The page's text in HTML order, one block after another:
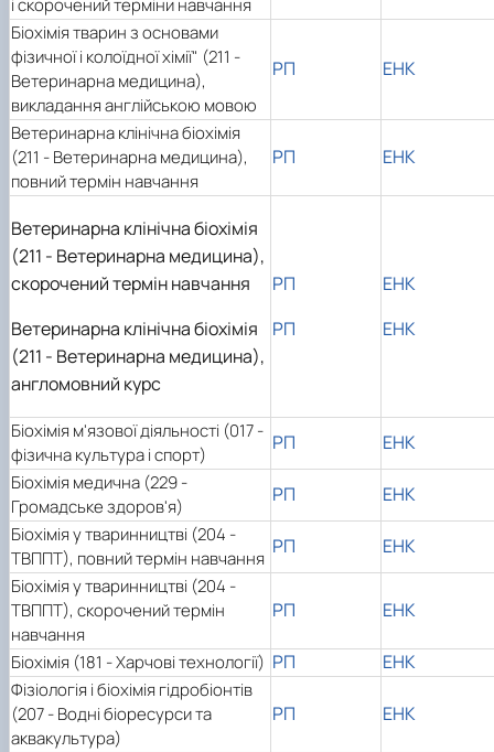
і скорочений терміни навчання
Біохімія тварин з основами
фізичної і колоїдної хімії" (211 -
Ветеринарна медицина),
викладання англійською мовою
РП ЕНК
Ветеринарна клінічна біохімія
(211 - Ветеринарна медицина),
повний термін навчання
РП ЕНК
Ветеринарна клінічна біохімія
(211 - Ветеринарна медицина),
скорочений термін навчання
Ветеринарна клінічна біохімія
(211 - Ветеринарна медицина),
англомовний курс
РП
РП
ЕНК
ЕНК
Біохімія м'язової діяльності (017 -
фізична культура і спорт)
РП ЕНК
Біохімія медична (229 -
Громадське здоров'я)
РП ЕНК
Біохімія у тваринництві (204 -
ТВППТ), повний термін навчання
РП ЕНК
Біохімія у тваринництві (204 -
ТВППТ), скорочений термін
навчання
РП ЕНК
Біохімія (181 - Харчові технології) РП ЕНК
Фізіологія і біохімія гідробіонтів
(207 - Водні біоресурси та
аквакультура)
РП ЕНК